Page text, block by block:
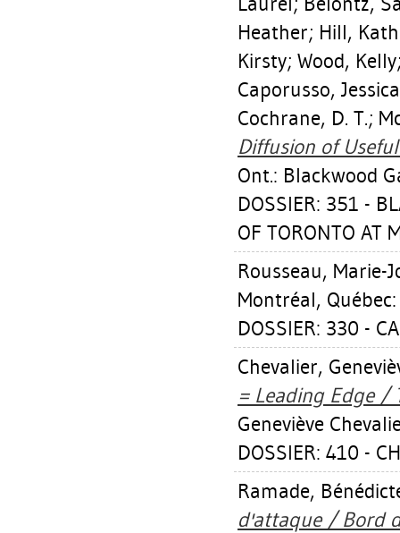
Heather; Hill,
Kirsty; Wood, Kelly
Caporusso, Jessica
Cochrane, D. T.;
Diffusion of
Ont.: Blackwood
DOSSIER: 351 -
OF TORONTO AT
Rousseau, Marie-
Montréal,
DOSSIER: 330 -
Chevalier,
= Leading Edge /
Geneviève
DOSSIER: 410 -
Ramade,
d'attaque / Bord